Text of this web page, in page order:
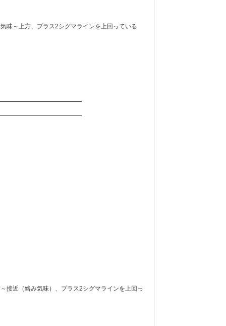
味～上方、プラス2シグマラインを上回っている
接近（絡み気味）、プラス2シグマラインを上回っ